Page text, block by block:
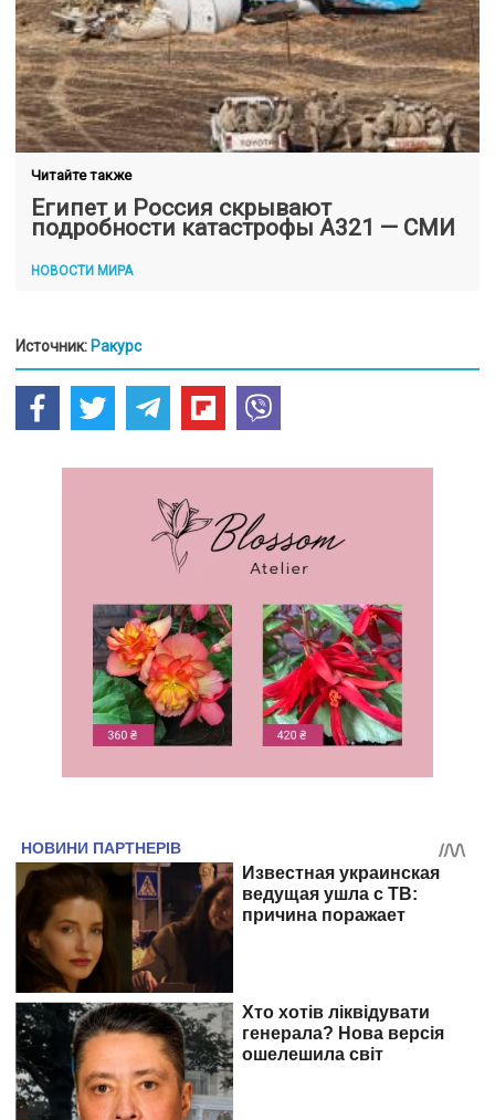
Читайте также
Египет и Россия скрывают
подробности катастрофы А321 — СМИ
НОВОСТИ МИРА
Источник: Ракурс